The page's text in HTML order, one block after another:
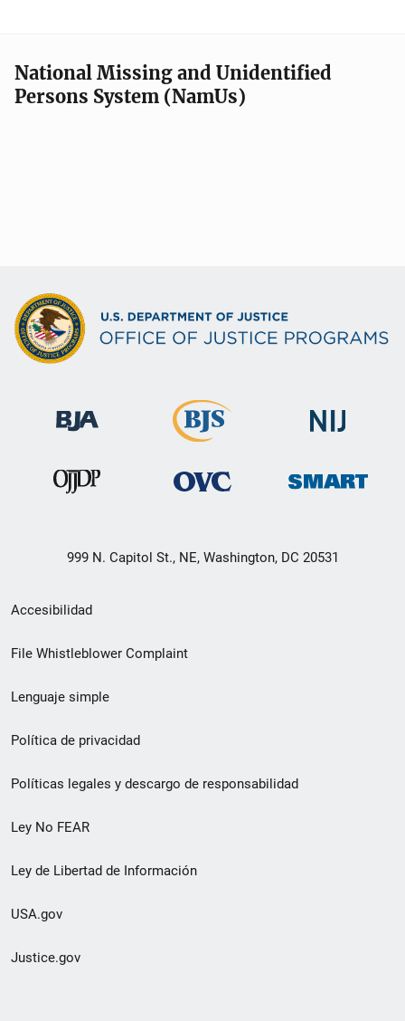
National Missing and Unidentified
Persons System (NamUs)
999 N. Capitol St., NE, Washington, DC 20531
Menú
de
de
pie
de
página
Accesibilidad
File Whistleblower Complaint
Lenguaje simple
Política de privacidad
Políticas legales y descargo de responsabilidad
Ley No FEAR
Ley de Libertad de Información
USA.gov
Justice.gov